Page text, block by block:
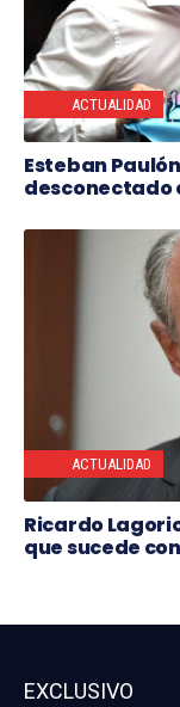
ACTUALIDAD
Esteban
desconectado
ACTUALIDAD
Ricardo
que sucede
EXCLUSIVO